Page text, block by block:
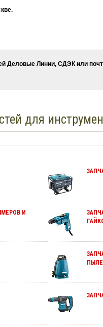
Деловые Линии, СДЭК или
для
И